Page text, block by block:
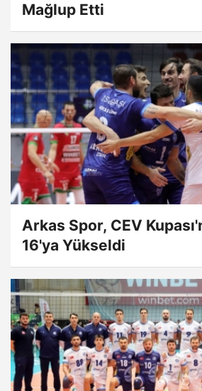
Mağlup Etti
Arkas Spor, CEV
16'ya Yükseldi